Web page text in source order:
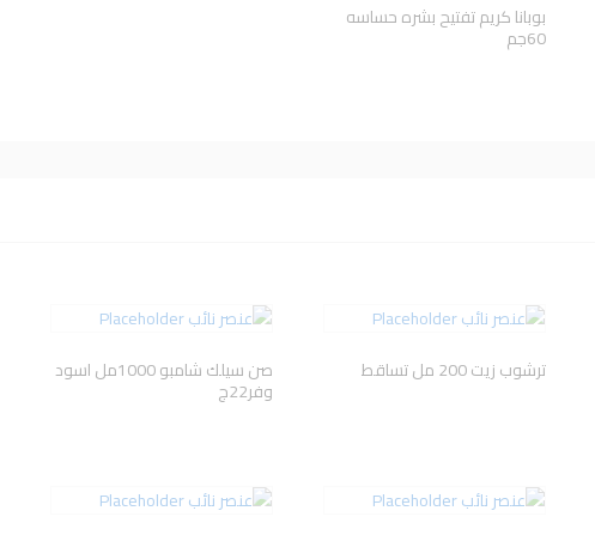
بوبانا كريم تفتيح بشره حساسه
60جم
ترشوب زيت 200 مل تساقط صن سيلك شامبو 1000مل اسود
وفر22ج